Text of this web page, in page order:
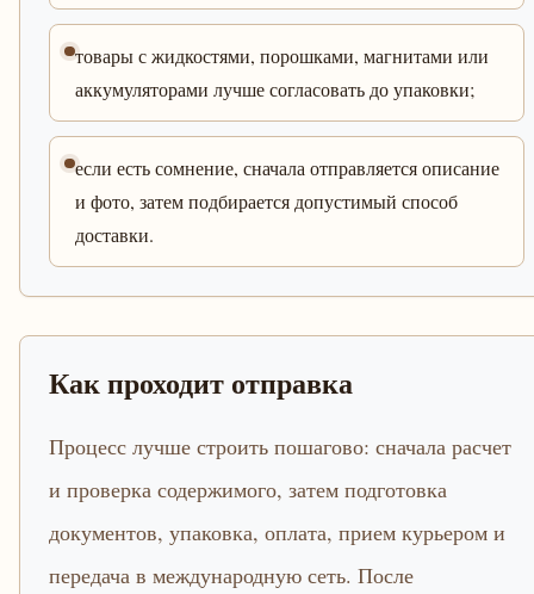
товары с жидкостями, порошками, магнитами или
аккумуляторами лучше согласовать до упаковки;
если есть сомнение, сначала отправляется описание
и фото, затем подбирается допустимый способ
доставки.
Как проходит отправка
Процесс лучше строить пошагово: сначала расчет
и проверка содержимого, затем подготовка
документов, упаковка, оплата, прием курьером и
передача в международную сеть. После